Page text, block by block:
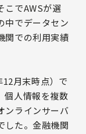
こでAWSが選
中でデータセン
関での利用実績
月末時点）で
個人情報を複数
ンラインサーバ
した。金融機関